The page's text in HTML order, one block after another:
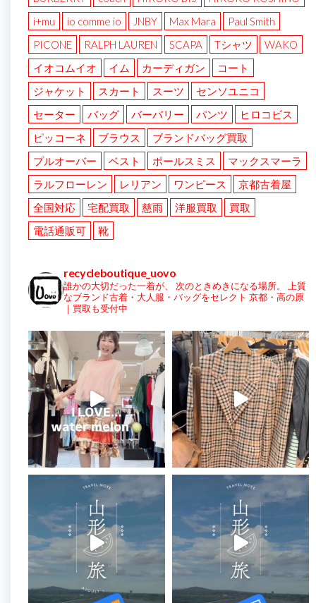
i+mu
io comme io JNBY Max Mara
Paul Smith
PICONE
RALPH LAUREN SCAPA Tシャツ
WAKO
イオコムイオ
イム カーディガン
コート
ジャケット
スカート スーツ
センソユニコ
セーター
バッグ バーバリー パンツ
ヒロコビス
ピッコーネ
ブラウス
ブランドバッグ買取
プルオーバー
ベスト ポールスミス
マックスマーラ
ラルフローレン
レリアン ワンピース
京都古着屋
全国対応
宅配買取 慈雨 洋服買取
買取
電話通販可
靴
recycleboutique_uovo
誰かの大切だった一着が、 次のときめきになる場所。
上質
なブランド古着・大人服・バッグをセレクト 京都・高の原
｜買取も受付中